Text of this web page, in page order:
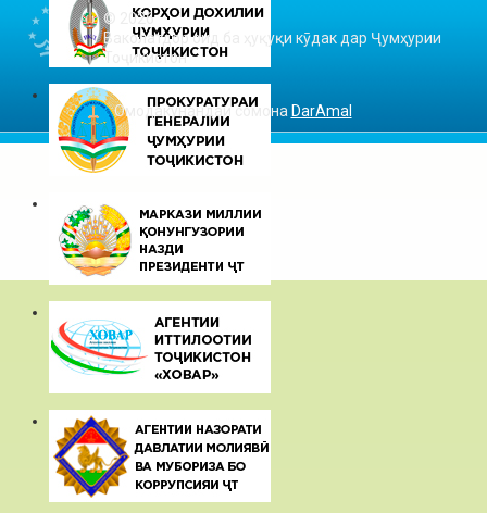
© 2026
Ваколатдор оид ба ҳуқуқи кӯдак дар Ҷумҳурии
Тоҷикистон
Омодакунандаи сомона DarAmal